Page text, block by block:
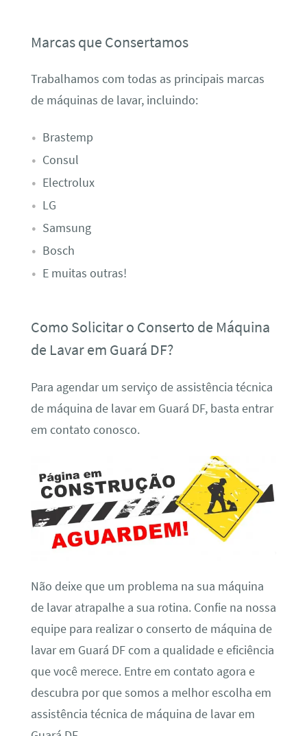
Marcas que Consertamos
Trabalhamos com todas as principais marcas
de máquinas de lavar, incluindo:
Brastemp
Consul
Electrolux
LG
Samsung
Bosch
E muitas outras!
Como Solicitar o Conserto de Máquina
de Lavar em Guará DF?
Para agendar um serviço de assistência técnica
de máquina de lavar em Guará DF, basta entrar
em contato conosco.
Não deixe que um problema na sua máquina
de lavar atrapalhe a sua rotina. Confie na nossa
equipe para realizar o conserto de máquina de
lavar em Guará DF com a qualidade e eficiência
que você merece. Entre em contato agora e
descubra por que somos a melhor escolha em
assistência técnica de máquina de lavar em